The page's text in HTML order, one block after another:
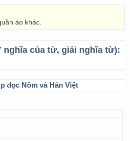
áo khác.
nghĩa của từ, giải nghĩa từ):
đọc Nôm và Hán Việt